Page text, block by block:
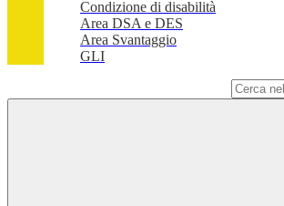
Condizione di disabilità
Area DSA e DES
Area Svantaggio
GLI